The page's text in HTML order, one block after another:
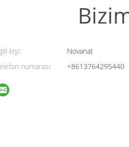
kişi:
Novanat
numarası:
+8613764295440